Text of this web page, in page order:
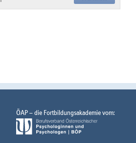
ÖAP – die Fortbildungsakademie vom: